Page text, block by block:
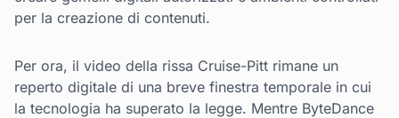
per la creazione di contenuti.
Per ora, il video della rissa Cruise-Pitt rimane un
reperto digitale di una breve finestra temporale in cui
la tecnologia ha superato la legge. Mentre ByteDance